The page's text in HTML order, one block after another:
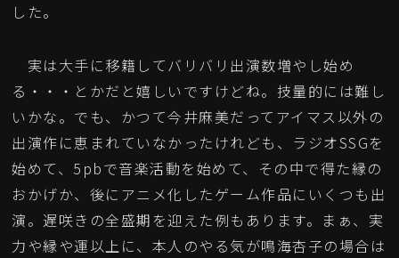
した。
実は大手に移籍してバリバリ出演数増やし始め
る・・・とかだと嬉しいですけどね。技量的には難し
いかな。でも、かつて今井麻美だってアイマス以外の
出演作に恵まれていなかったけれども、ラジオSSGを
始めて、5pbで音楽活動を始めて、その中で得た縁の
おかげか、後にアニメ化したゲーム作品にいくつも出
演。遅咲きの全盛期を迎えた例もあります。まぁ、実
力や縁や運以上に、本人のやる気が鳴海杏子の場合は